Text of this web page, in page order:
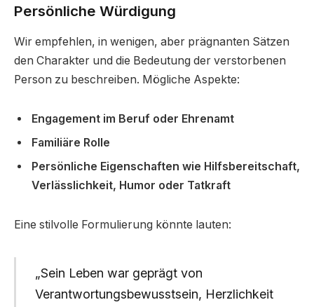
Persönliche Würdigung
Wir empfehlen, in wenigen, aber prägnanten Sätzen
den Charakter und die Bedeutung der verstorbenen
Person zu beschreiben. Mögliche Aspekte:
Engagement im Beruf oder Ehrenamt
Familiäre Rolle
Persönliche Eigenschaften wie Hilfsbereitschaft,
Verlässlichkeit, Humor oder Tatkraft
Eine stilvolle Formulierung könnte lauten:
„Sein Leben war geprägt von
Verantwortungsbewusstsein, Herzlichkeit